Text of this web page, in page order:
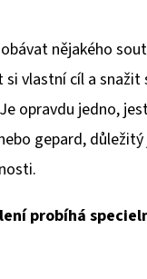
nějakého
vlastní cíl a snažit
opravdu jedno,
gepard,
probíhá